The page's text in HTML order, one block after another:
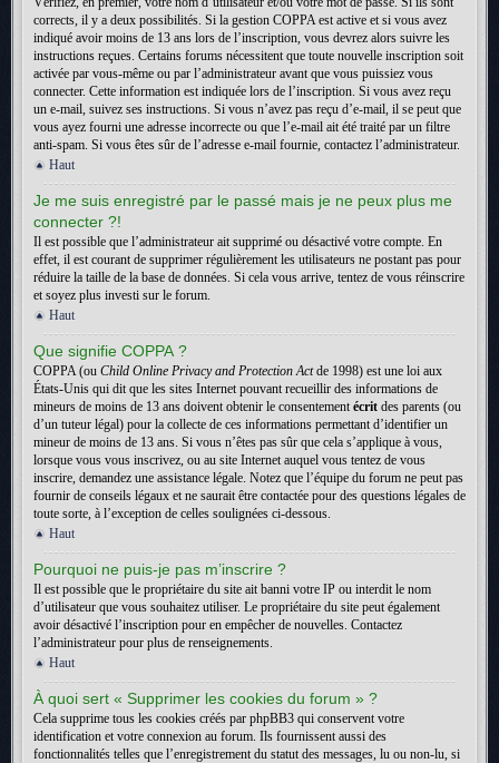
corrects, il y a deux possibilités. Si la gestion COPPA est active et si vous avez
indiqué avoir moins de 13 ans lors de l’inscription, vous devrez alors suivre les
instructions reçues. Certains forums nécessitent que toute nouvelle inscription soit
activée par vous-même ou par l’administrateur avant que vous puissiez vous
connecter. Cette information est indiquée lors de l’inscription. Si vous avez reçu
un e-mail, suivez ses instructions. Si vous n’avez pas reçu d’e-mail, il se peut que
vous ayez fourni une adresse incorrecte ou que l’e-mail ait été traité par un filtre
anti-spam. Si vous êtes sûr de l’adresse e-mail fournie, contactez l’administrateur.
Haut
Je me suis enregistré par le passé mais je ne peux plus me
connecter ?!
Il est possible que l’administrateur ait supprimé ou désactivé votre compte. En
effet, il est courant de supprimer régulièrement les utilisateurs ne postant pas pour
réduire la taille de la base de données. Si cela vous arrive, tentez de vous réinscrire
et soyez plus investi sur le forum.
Haut
Que signifie COPPA ?
COPPA (ou Child Online Privacy and Protection Actde 1998) est une loi aux
États-Unis qui dit que les sites Internet pouvant recueillir des informations de
mineurs de moins de 13 ans doivent obtenir le consentementécrit des parents (ou
d’un tuteur légal) pour la collecte de ces informations permettant d’identifier un
mineur de moins de 13 ans. Si vous n’êtes pas sûr que cela s’applique à vous,
lorsque vous vous inscrivez, ou au site Internet auquel vous tentez de vous
inscrire, demandez une assistance légale. Notez que l’équipe du forum ne peut pas
fournir de conseils légaux et ne saurait être contactée pour des questions légales de
toute sorte, à l’exception de celles soulignées ci-dessous.
Haut
Pourquoi ne puis-je pas m’inscrire ?
Il est possible que le propriétaire du site ait banni votre IP ou interdit le nom
d’utilisateur que vous souhaitez utiliser. Le propriétaire du site peut également
avoir désactivé l’inscription pour en empêcher de nouvelles. Contactez
l’administrateur pour plus de renseignements.
Haut
À quoi sert « Supprimer les cookies du forum » ?
Cela supprime tous les cookies créés par phpBB3 qui conservent votre
identification et votre connexion au forum. Ils fournissent aussi des
fonctionnalités telles que l’enregistrement du statut des messages, lu ou non-lu, si